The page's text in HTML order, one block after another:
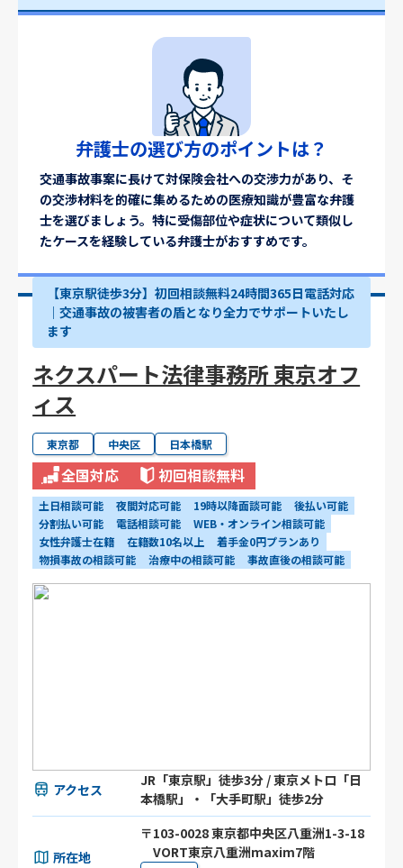
弁護士の選び方のポイントは？
交通事故事案に長けて対保険会社への交渉力があり、そ
の交渉材料を的確に集めるための医療知識が豊富な弁護
士を選びましょう。特に受傷部位や症状について類似し
たケースを経験している弁護士がおすすめです。
【東京駅徒歩3分】初回相談無料24時間365日電話対応
｜交通事故の被害者の盾となり全力でサポートいたし
ます
ネクスパート法律事務所 東京オフ
ィス
東京都 中央区 日本橋駅
全国対応 初回相談無料
土日相談可能 夜間対応可能 19時以降面談可能
後払い可能
分割払い可能
電話相談可能
WEB・オンライン相談可能
女性弁護士在籍
在籍数10名以上
着手金0円プランあり
物損事故の相談可能
治療中の相談可能 事故直後の相談可能
アクセス
JR「東京駅」徒歩3分 / 東京メトロ「日
本橋駅」・「大手町駅」徒歩2分
所在地
〒103-0028 東京都中央区八重洲1-3-18
VORT東京八重洲maxim7階